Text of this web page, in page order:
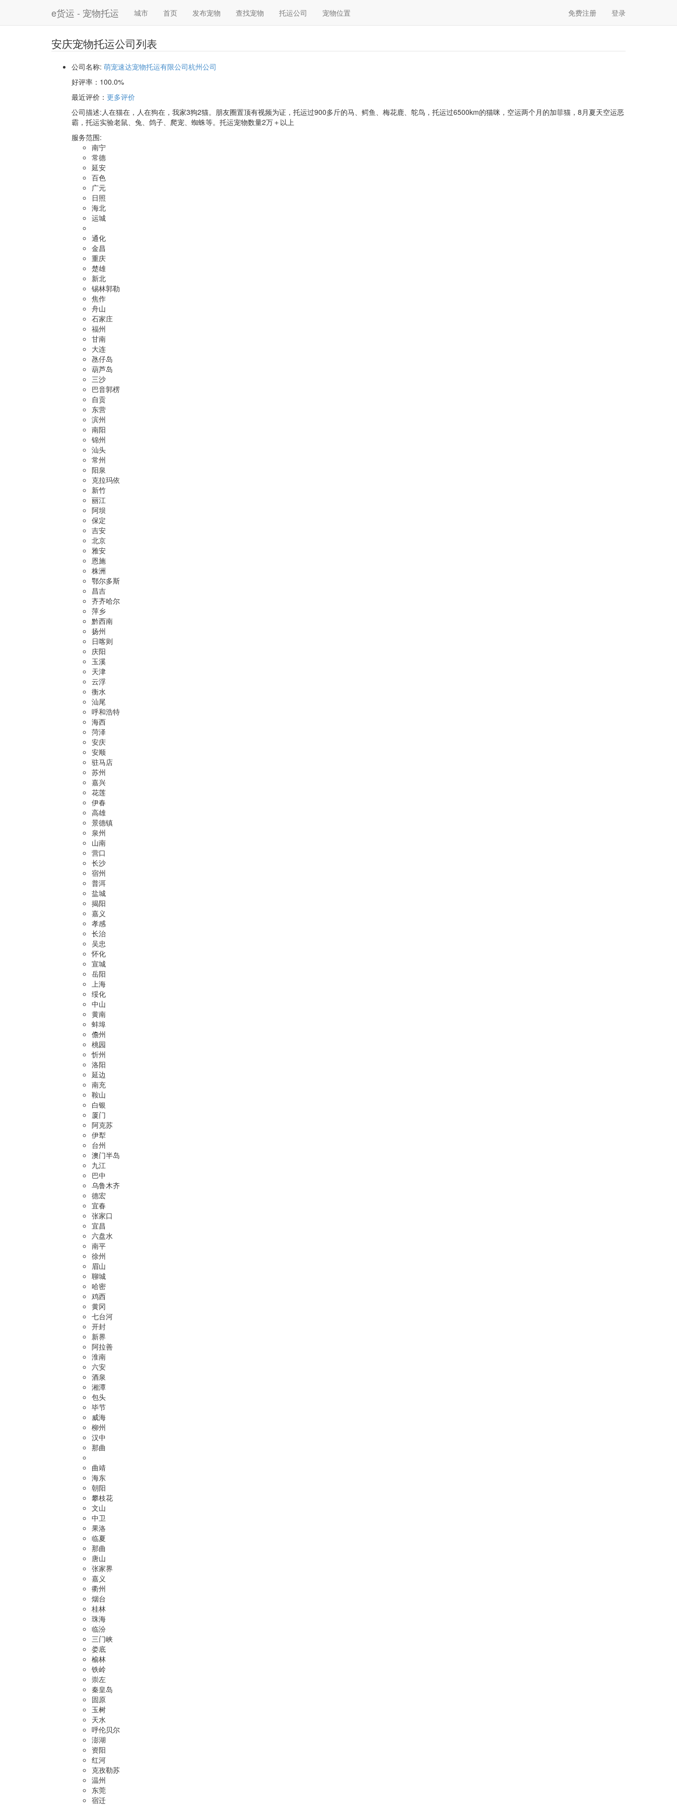
e货运 - 宠物托运 城市 首页 发布宠物 查找宠物 托运公司 宠物位置 免费注册 登录
安庆宠物托运公司列表
公司名称: 萌宠速达宠物托运有限公司杭州公司
好评率： 100.0%
最近评价 ： 更多评价
公司描述:人在猫在，人在狗在，我家3狗2猫。朋友圈置顶有视频为证，托运过900多斤的马、鳄鱼、梅花鹿、鸵鸟，托运过6500km的猫咪，空运两个月的加菲猫，8月夏天空运恶
霸，托运实验老鼠、兔、鸽子、爬宠、蜘蛛等。托运宠物数量2万＋以上
服务范围:
南宁
常德
延安
百色
广元
日照
海北
运城
通化
金昌
重庆
楚雄
新北
锡林郭勒
焦作
舟山
石家庄
福州
甘南
大连
氹仔岛
葫芦岛
三沙
巴音郭楞
自贡
东营
滨州
南阳
锦州
汕头
常州
阳泉
克拉玛依
新竹
丽江
阿坝
保定
吉安
北京
雅安
恩施
株洲
鄂尔多斯
昌吉
齐齐哈尔
萍乡
黔西南
扬州
日喀则
庆阳
玉溪
天津
云浮
衡水
汕尾
呼和浩特
海西
菏泽
安庆
安顺
驻马店
苏州
嘉兴
花莲
伊春
高雄
景德镇
泉州
山南
营口
长沙
宿州
普洱
盐城
揭阳
嘉义
孝感
长治
吴忠
怀化
宣城
岳阳
上海
绥化
中山
黄南
蚌埠
儋州
桃园
忻州
洛阳
延边
南充
鞍山
白银
厦门
阿克苏
伊犁
台州
澳门半岛
九江
巴中
乌鲁木齐
德宏
宜春
张家口
宜昌
六盘水
南平
徐州
眉山
聊城
哈密
鸡西
黄冈
七台河
开封
新界
阿拉善
淮南
六安
酒泉
湘潭
包头
毕节
威海
柳州
汉中
那曲
曲靖
海东
朝阳
攀枝花
文山
中卫
果洛
临夏
那曲
唐山
张家界
嘉义
衢州
烟台
桂林
珠海
临汾
三门峡
娄底
榆林
铁岭
崇左
秦皇岛
固原
玉树
天水
呼伦贝尔
澎湖
资阳
红河
克孜勒苏
温州
东莞
宿迁